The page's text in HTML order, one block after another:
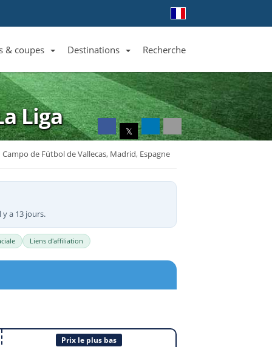
Liste des clubs et équipes
& coupes
Liste des ligues et coupes
Destinations
Toutes les destinations
Recherche
Liga
𝕏
Campo de Fútbol de Vallecas, Madrid, Espagne
y a 13 jours.
Liens d'affiliation
Prix le plus bas